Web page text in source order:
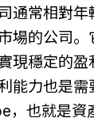
通常相對年
場的公司
現穩定的
能力也是
，也就是資